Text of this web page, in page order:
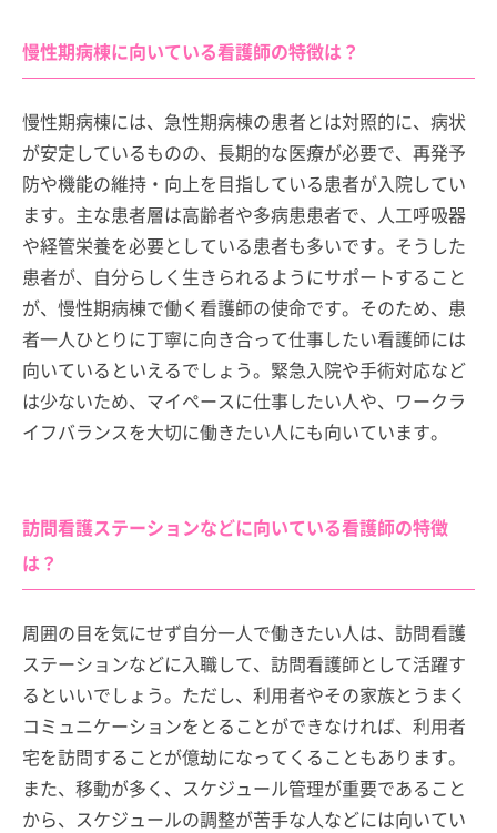
慢性期病棟に向いている看護師の特徴は？
慢性期病棟には、急性期病棟の患者とは対照的に、病状
が安定しているものの、長期的な医療が必要で、再発予
防や機能の維持・向上を目指している患者が入院してい
ます。主な患者層は高齢者や多病患患者で、人工呼吸器
や経管栄養を必要としている患者も多いです。そうした
患者が、自分らしく生きられるようにサポートすること
が、慢性期病棟で働く看護師の使命です。そのため、患
者一人ひとりに丁寧に向き合って仕事したい看護師には
向いているといえるでしょう。緊急入院や手術対応など
は少ないため、マイペースに仕事したい人や、ワークラ
イフバランスを大切に働きたい人にも向いています。
訪問看護ステーションなどに向いている看護師の特徴
は？
周囲の目を気にせず自分一人で働きたい人は、訪問看護
ステーションなどに入職して、訪問看護師として活躍す
るといいでしょう。ただし、利用者やその家族とうまく
コミュニケーションをとることができなければ、利用者
宅を訪問することが億劫になってくることもあります。
また、移動が多く、スケジュール管理が重要であること
から、スケジュールの調整が苦手な人などには向いてい